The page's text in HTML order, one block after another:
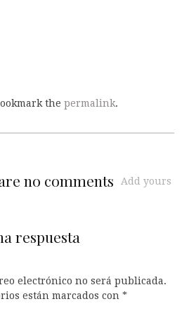
the permalink.
no comments Add yours
respuesta
electrónico no será publicada.
están marcados con *